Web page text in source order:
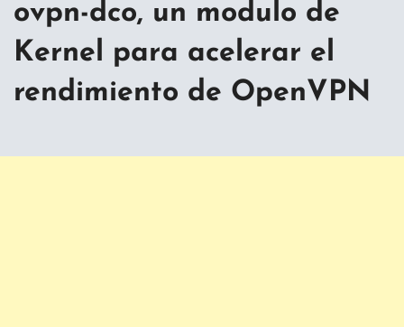
ovpn-dco, un modulo de
Kernel para acelerar el
rendimiento de OpenVPN